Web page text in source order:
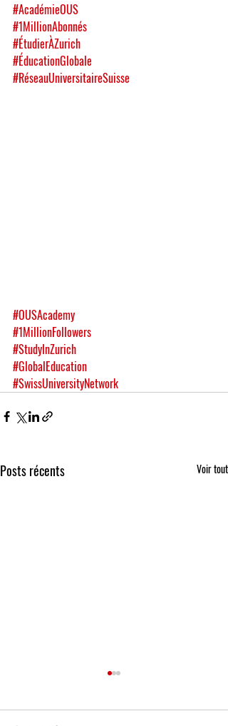
#AcadémieOUS
#1MillionAbonnés
#ÉtudierÀZurich
#ÉducationGlobale
#RéseauUniversitaireSuisse
#OUSAcademy
#1MillionFollowers
#StudyInZurich
#GlobalEducation
#SwissUniversityNetwork
Posts récents Voir tout